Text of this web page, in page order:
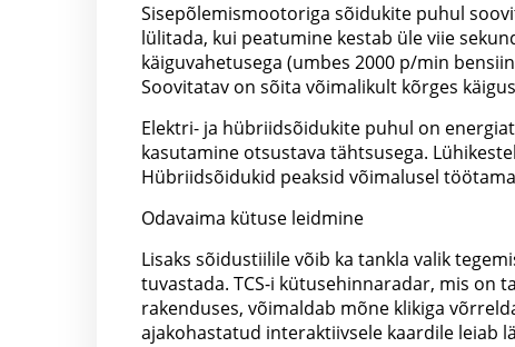
Sisepõlemismootoriga sõidukite puhul
lülitada, kui peatumine kestab üle viie
käiguvahetusega (umbes 2000 p/min
Soovitatav on sõita võimalikult kõrges
Elektri- ja hübriidsõidukite puhul on
kasutamine otsustava tähtsusega.
Hübriidsõidukid peaksid võimalusel
Odavaima kütuse leidmine
Lisaks sõidustiilile võib ka tankla valik
tuvastada. TCS-i kütusehinnaradar, mis on
rakenduses, võimaldab mõne klikiga
ajakohastatud interaktiivsele kaardile leiab